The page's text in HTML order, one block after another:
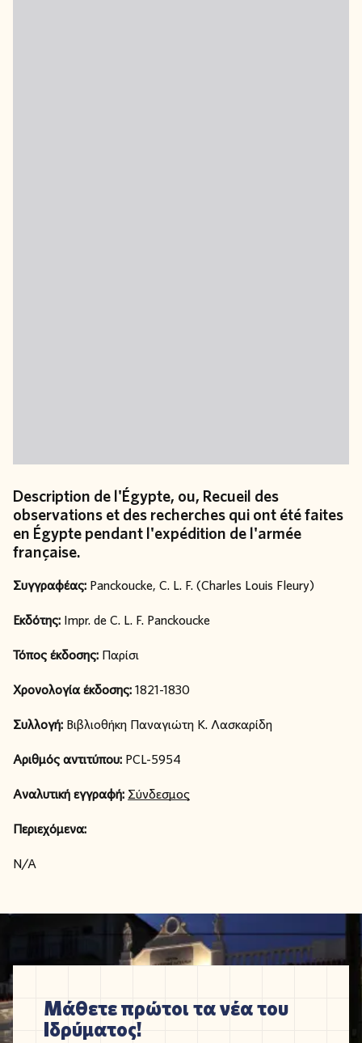
Description de l'Égypte, ou, Recueil des
observations et des recherches qui ont été faites
en Égypte pendant l'expédition de l'armée
française.
Συγγραφέας: Panckoucke, C. L. F. (Charles Louis Fleury)
Εκδότης: Impr. de C. L. F. Panckoucke
Τόπος έκδοσης: Παρίσι
Χρονολογία έκδοσης:1821-1830
Συλλογή: Βιβλιοθήκη Παναγιώτη Κ. Λασκαρίδη
Αριθμός αντιτύπου: PCL-5954
Αναλυτική εγγραφή: Σύνδεσμος
Περιεχόμενα:
N/A
Μάθετε πρώτοι τα νέα του
Ιδρύματος!